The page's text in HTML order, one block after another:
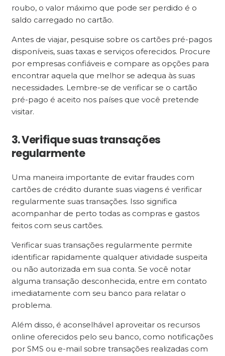
roubo, o valor máximo que pode ser perdido é o
saldo carregado no cartão.
Antes de viajar, pesquise sobre os cartões pré-pagos
disponíveis, suas taxas e serviços oferecidos. Procure
por empresas confiáveis e compare as opções para
encontrar aquela que melhor se adequa às suas
necessidades. Lembre-se de verificar se o cartão
pré-pago é aceito nos países que você pretende
visitar.
3. Verifique suas transações
regularmente
Uma maneira importante de evitar fraudes com
cartões de crédito durante suas viagens é verificar
regularmente suas transações. Isso significa
acompanhar de perto todas as compras e gastos
feitos com seus cartões.
Verificar suas transações regularmente permite
identificar rapidamente qualquer atividade suspeita
ou não autorizada em sua conta. Se você notar
alguma transação desconhecida, entre em contato
imediatamente com seu banco para relatar o
problema.
Além disso, é aconselhável aproveitar os recursos
online oferecidos pelo seu banco, como notificações
por SMS ou e-mail sobre transações realizadas com